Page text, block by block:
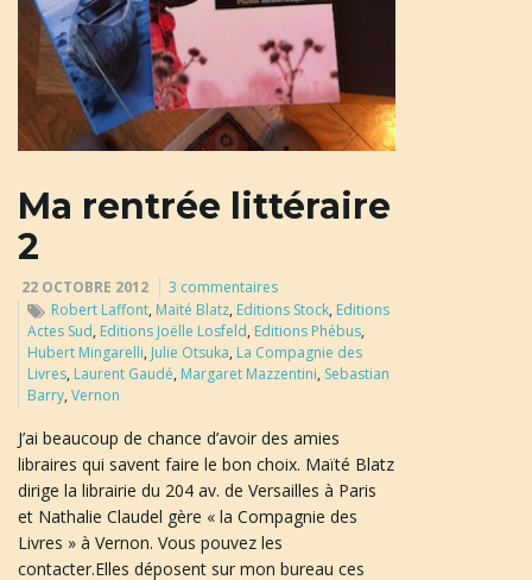
Ma rentrée littéraire
2
22 OCTOBRE 2012
3 commentaires
Robert Laffont, Maïté Blatz, Editions Stock, Editions
Actes Sud, Editions Joëlle Losfeld, Editions Phébus,
Hubert Mingarelli, Julie Otsuka, La Compagnie des
Livres, Laurent Gaudé, Margaret Mazzentini, Sebastian
Barry,Vernon
J’ai beaucoup de chance d’avoir des amies
libraires qui savent faire le bon choix. Maïté Blatz
dirige la librairie du 204 av. de Versailles à Paris
et Nathalie Claudel gère « la Compagnie des
Livres » à Vernon. Vous pouvez les
contacter.Elles déposent sur mon bureau ces